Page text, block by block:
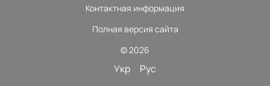
Контактная информация
Полная версия сайта
© 2026
Укр Рус